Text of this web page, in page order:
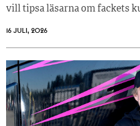
vill tipsa läsarna om fackets
16 JULI, 2026